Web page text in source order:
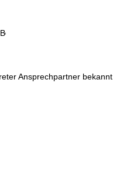
Ansprechpartner bekannt.